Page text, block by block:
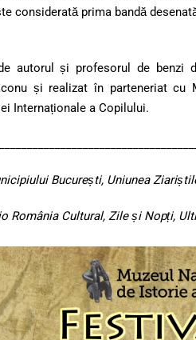
considerată prima bandă
autorul și profesorul de benzi
și realizat în parteneriat
Internaționale a Copilului.
București, Uniunea
România Cultural, Zile și Nopți,